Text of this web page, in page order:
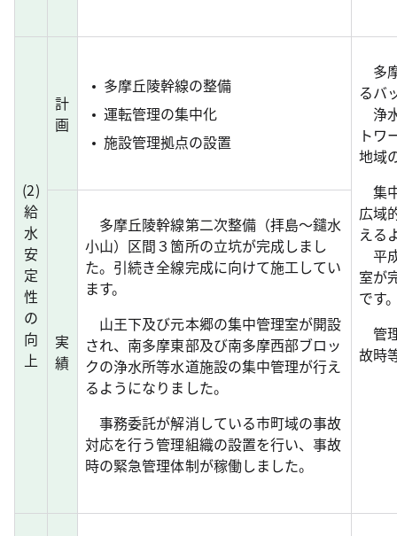
(2)
給
水
安
定
性
の
向
上
計
画
多摩丘陵幹線の整備
運転管理の集中化
施設管理拠点の設置
多
るバ
浄
トワ
地域
集
広域
える
平
室が
です
管
故時
実
績
多摩丘陵幹線第二次整備（拝島〜鑓水
小山）区間３箇所の立坑が完成しまし
た。引続き全線完成に向けて施工してい
ます。
山王下及び元本郷の集中管理室が開設
され、南多摩東部及び南多摩西部ブロッ
クの浄水所等水道施設の集中管理が行え
るようになりました。
事務委託が解消している市町域の事故
対応を行う管理組織の設置を行い、事故
時の緊急管理体制が稼働しました。